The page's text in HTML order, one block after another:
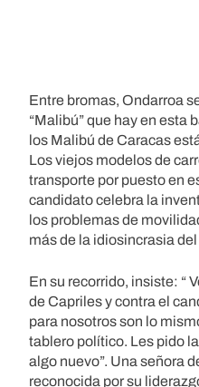
Entre bromas, Ondarroa
“Malibú” que hay en esta
los Malibú de Caracas
Los viejos modelos de
transporte por puesto en
candidato celebra la
los problemas de
más de la idiosincrasia
En su recorrido, insiste: “
de Capriles y contra el
para nosotros son lo
tablero político. Les pido
algo nuevo”. Una señora
reconocida por su